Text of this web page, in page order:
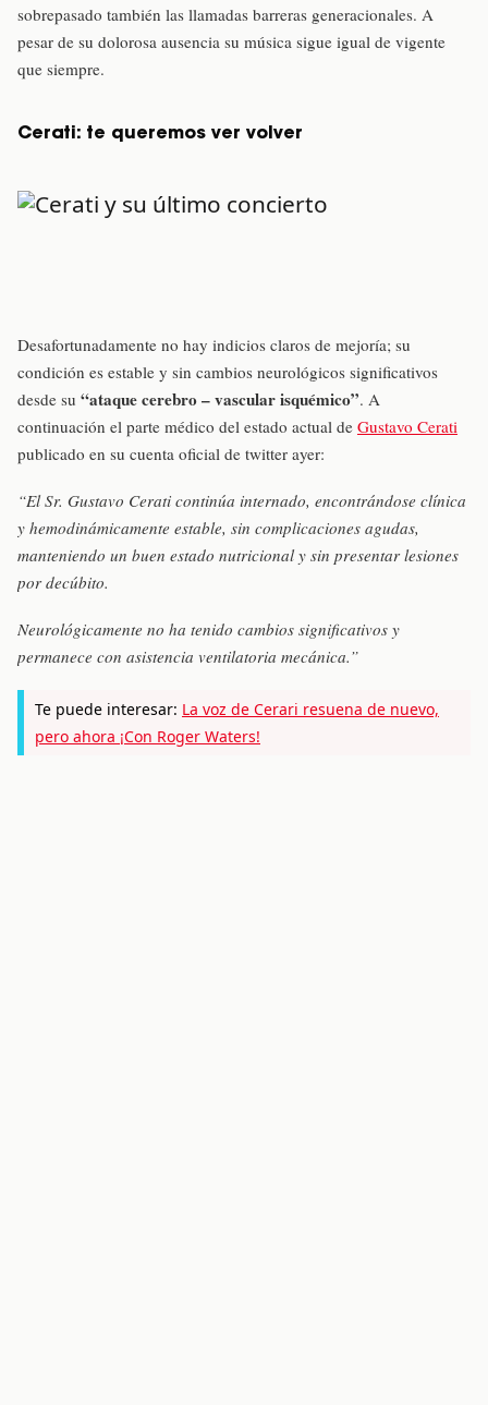
sobrepasado también las llamadas barreras generacionales. A
pesar de su dolorosa ausencia su música sigue igual de vigente
que siempre.
Cerati: te queremos ver volver
Desafortunadamente no hay indicios claros de mejoría; su
condición es estable y sin cambios neurológicos significativos
desde su “ataque cerebro – vascular isquémico”. A
continuación el parte médico del estado actual de Gustavo Cerati
publicado en su cuenta oficial de twitter ayer:
“El Sr. Gustavo Cerati continúa internado, encontrándose clínica
y hemodinámicamente estable, sin complicaciones agudas,
manteniendo un buen estado nutricional y sin presentar lesiones
por decúbito.
Neurológicamente no ha tenido cambios significativos y
permanece con asistencia ventilatoria mecánica.”
Te puede interesar: La voz de Cerari resuena de nuevo,
pero ahora ¡Con Roger Waters!